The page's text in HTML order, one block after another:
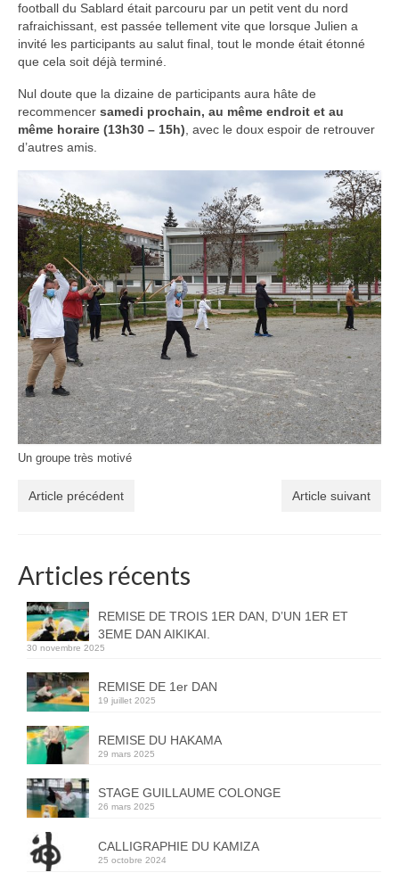
football du Sablard était parcouru par un petit vent du nord
rafraichissant, est passée tellement vite que lorsque Julien a
invité les participants au salut final, tout le monde était étonné
que cela soit déjà terminé.
Nul doute que la dizaine de participants aura hâte de
recommencer samedi prochain, au même endroit et au
même horaire (13h30 – 15h) , avec le doux espoir de retrouver
d’autres amis.
Un groupe très motivé
Article précédent Article suivant
Articles récents
REMISE DE TROIS 1ER DAN, D’UN 1ER ET
3EME DAN AIKIKAI.
30 novembre 2025
REMISE DE 1er DAN
19 juillet 2025
REMISE DU HAKAMA
29 mars 2025
STAGE GUILLAUME COLONGE
26 mars 2025
CALLIGRAPHIE DU KAMIZA
25 octobre 2024